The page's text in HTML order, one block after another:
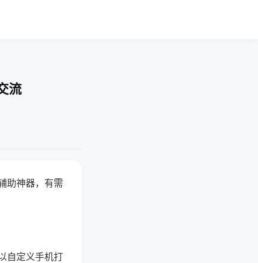
流
助神器，有需
自定义手机打